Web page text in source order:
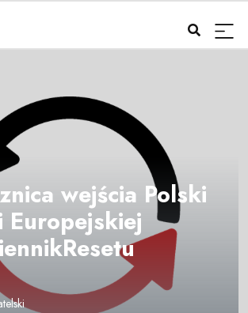
wejścia Polski
Europejskiej